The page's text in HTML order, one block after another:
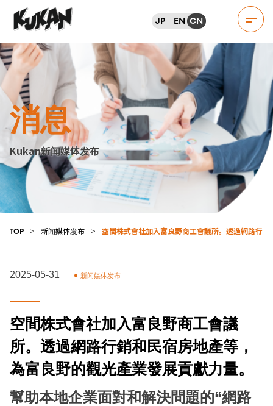
JP EN CN
消息
Kukan新闻媒体发布
TOP > 新闻媒体发布 > 空間株式會社加入富良野商工會議所。透過網路行
2025-05-31 新闻媒体发布
空間株式會社加入富良野商工會議
所。透過網路行銷和民宿房地產等，
為富良野的觀光產業發展貢獻力量。
幫助本地企業面對和解決問題的“網路